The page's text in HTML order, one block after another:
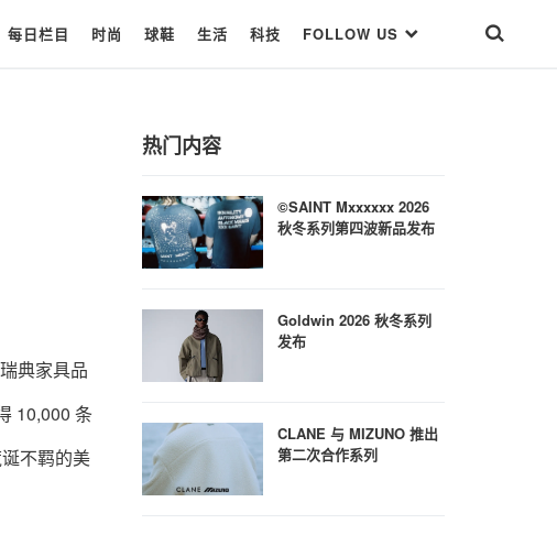
每日栏目 时尚 球鞋 生活 科技 FOLLOW US
典家具品
10,000 条
不羁的美
热门内容
©SAINT Mxxxxxx 2026
秋冬系列第四波新品发布
Goldwin 2026 秋冬系列
发布
CLANE 与 MIZUNO 推出
第二次合作系列